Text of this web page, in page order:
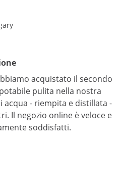
acquistato il secondo
pulita nella nostra
acqua - riempita e distillata -
Il negozio online è veloce e
soddisfatti.